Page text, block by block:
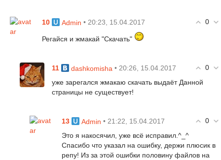
0
10 Admin • 20:23, 15.04.2017
Регайся и жмакай "Скачать"
0
11 dashkomisha • 20:26, 15.04.2017
уже зарегался жмакаю скачать выдаёт Данной
страницы не существует!
0
13 Admin • 21:22, 15.04.2017
Это я накосячил, уже всё исправил.^_^
Спасибо что указал на ошибку, держи плюсик в
репу! Из за этой ошибки половину файлов на